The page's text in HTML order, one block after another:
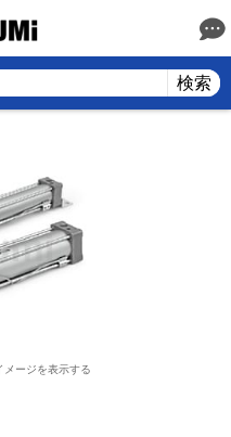
検索
メージを表示する